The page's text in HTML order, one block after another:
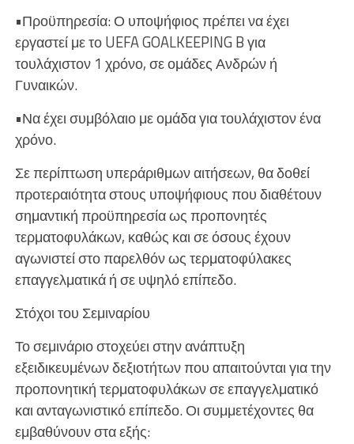
•Προϋπηρεσία: Ο υποψήφιος πρέπει να έχει
εργαστεί με το UEFA GOALKEEPING B για
τουλάχιστον 1 χρόνο, σε ομάδες Ανδρών ή
Γυναικών.
•Να έχει συμβόλαιο με ομάδα για τουλάχιστον ένα
χρόνο.
Σε περίπτωση υπεράριθμων αιτήσεων, θα δοθεί
προτεραιότητα στους υποψήφιους που διαθέτουν
σημαντική προϋπηρεσία ως προπονητές
τερματοφυλάκων, καθώς και σε όσους έχουν
αγωνιστεί στο παρελθόν ως τερματοφύλακες
επαγγελματικά ή σε υψηλό επίπεδο.
Στόχοι του Σεμιναρίου
Το σεμινάριο στοχεύει στην ανάπτυξη
εξειδικευμένων δεξιοτήτων που απαιτούνται για την
προπονητική τερματοφυλάκων σε επαγγελματικό
και ανταγωνιστικό επίπεδο. Οι συμμετέχοντες θα
εμβαθύνουν στα εξής: